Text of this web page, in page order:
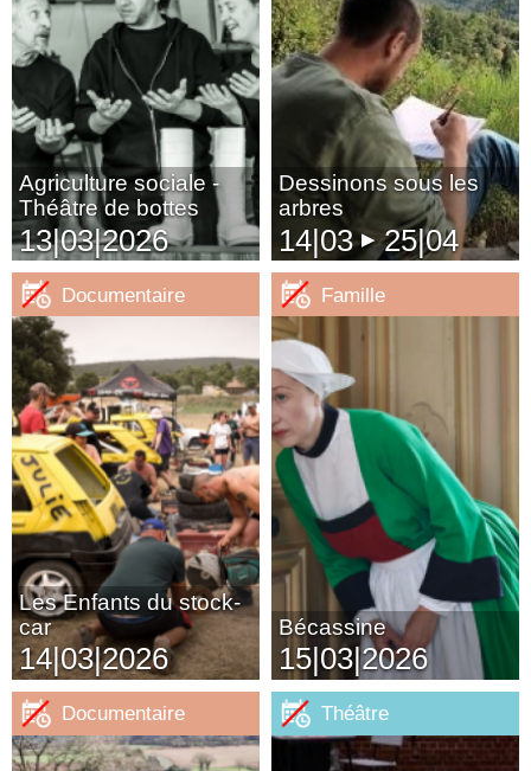
Agriculture sociale -
Théâtre de bottes
13|03|2026
Dessinons sous les
arbres
14|03▶25|04
Documentaire
Les Enfants du stock-
car
14|03|2026
Famille
Bécassine
15|03|2026
Documentaire Théâtre